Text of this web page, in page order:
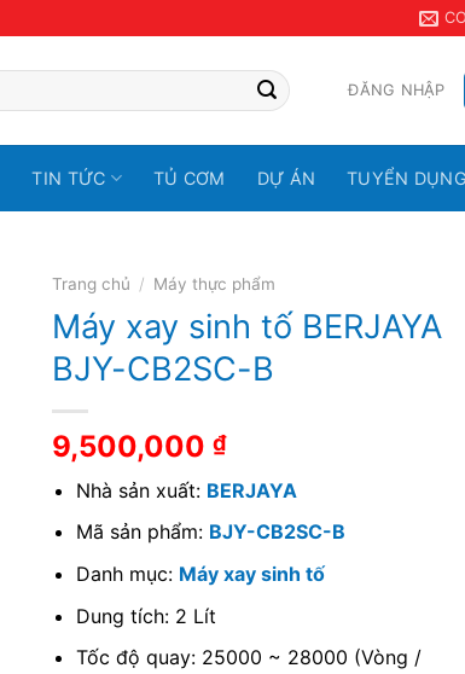
ĐĂNG NHẬP
TIN TỨC TỦ CƠM DỰ ÁN TUYỂN DỤNG
Trang chủ / Máy thực phẩm
Máy xay sinh tố BERJAYA
BJY-CB2SC-B
9,500,000 ₫
Nhà sản xuất: BERJAYA
Mã sản phẩm: BJY-CB2SC-B
Danh mục: Máy xay sinh tố
Dung tích: 2 Lít
Tốc độ quay: 25000 ~ 28000 (Vòng /